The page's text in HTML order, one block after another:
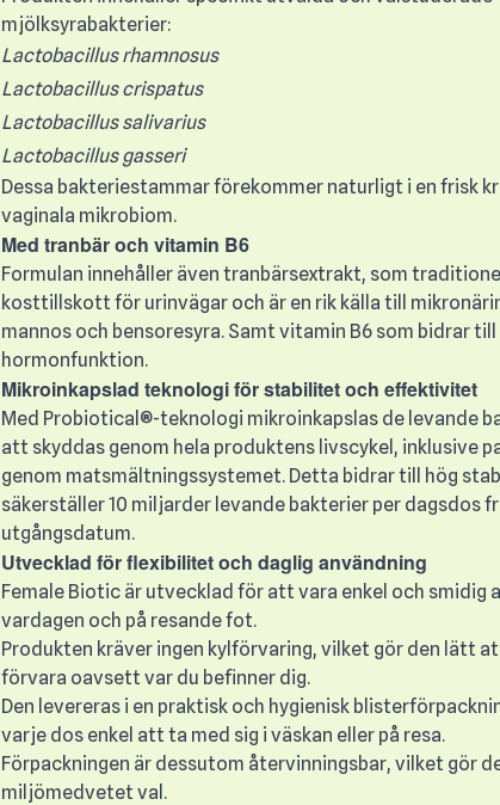
mjölksyrabakterier:
Lactobacillus rhamnosus
Lactobacillus crispatus
Lactobacillus salivarius
Lactobacillus gasseri
Dessa bakteriestammar förekommer naturligt i en frisk
vaginala mikrobiom.
Med tranbär och vitamin B6
Formulan innehåller även tranbärsextrakt, som
kosttillskott för urinvägar och är en rik källa till
mannos och bensoresyra. Samt vitamin B6 som bidrar till
hormonfunktion.
Mikroinkapslad teknologi för stabilitet och effektivitet
Med Probiotical®-teknologi mikroinkapslas de levande
att skyddas genom hela produktens livscykel, inklusive
genom matsmältningssystemet. Detta bidrar till hög
säkerställer 10 miljarder levande bakterier per dagsdos
utgångsdatum.
Utvecklad för flexibilitet och daglig användning
Female Biotic är utvecklad för att vara enkel och smidig
vardagen och på resande fot.
Produkten kräver ingen kylförvaring, vilket gör den lätt
förvara oavsett var du befinner dig.
Den levereras i en praktisk och hygienisk
varje dos enkel att ta med sig i väskan eller på resa.
Förpackningen är dessutom återvinningsbar, vilket gör
miljömedvetet val.